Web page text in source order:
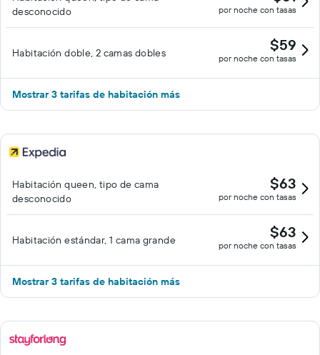
desconocido
por noche con tasas
Habitación doble, 2 camas dobles $59
por noche con tasas
Mostrar 3 tarifas de habitación más
Habitación queen, tipo de cama
desconocido
$63
por noche con tasas
Habitación estándar, 1 cama grande $63
por noche con tasas
Mostrar 3 tarifas de habitación más